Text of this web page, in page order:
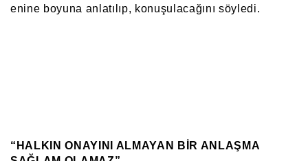
enine boyuna anlatılıp, konuşulacağını söyledi.
“HALKIN ONAYINI ALMAYAN BİR ANLAŞMA